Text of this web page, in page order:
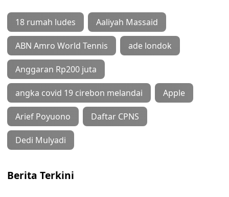
18 rumah ludes Aaliyah Massaid
ABN Amro World Tennis ade londok
Anggaran Rp200 juta
angka covid 19 cirebon melandai Apple
Arief Poyuono Daftar CPNS
Dedi Mulyadi
Berita Terkini